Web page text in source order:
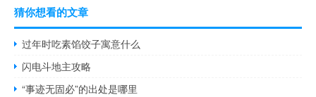
猜你想看的文章
过年时吃素馅饺子寓意什么
闪电斗地主攻略
“事迹无固必”的出处是哪里